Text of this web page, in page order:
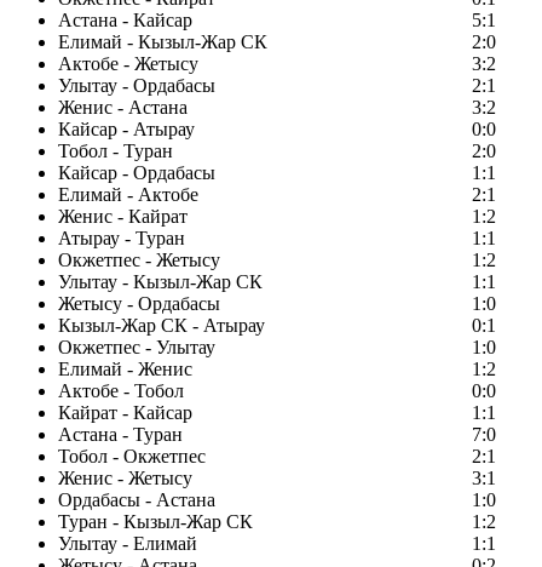
Астана - Кайсар
5:1
Елимай - Кызыл-Жар СК
2:0
Актобе - Жетысу
3:2
Улытау - Ордабасы
2:1
Женис - Астана
3:2
Кайсар - Атырау
0:0
Тобол - Туран
2:0
Кайсар - Ордабасы
1:1
Елимай - Актобе
2:1
Женис - Кайрат
1:2
Атырау - Туран
1:1
Окжетпес - Жетысу
1:2
Улытау - Кызыл-Жар СК
1:1
Жетысу - Ордабасы
1:0
Кызыл-Жар СК - Атырау
0:1
Окжетпес - Улытау
1:0
Елимай - Женис
1:2
Актобе - Тобол
0:0
Кайрат - Кайсар
1:1
Астана - Туран
7:0
Тобол - Окжетпес
2:1
Женис - Жетысу
3:1
Ордабасы - Астана
1:0
Туран - Кызыл-Жар СК
1:2
Улытау - Елимай
1:1